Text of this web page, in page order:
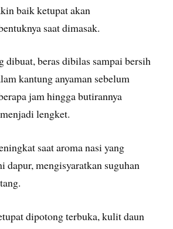
baik ketupat akan
saat dimasak.
dibuat, beras dibilas sampai bersih
kantung anyaman sebelum
jam hingga butirannya
lengket.
saat aroma nasi yang
dapur, mengisyaratkan suguhan
dipotong terbuka, kulit daun